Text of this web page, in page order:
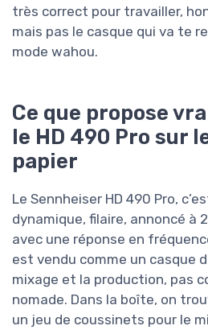
très correct pour travailler,
mais pas le casque qui va te
mode wahou.
Ce que propose
le HD 490 Pro sur
papier
Le Sennheiser HD 490 Pro,
dynamique, filaire, annoncé à
avec une réponse en
est vendu comme un casque
mixage et la production, pas
nomade. Dans la boîte, on
un jeu de coussinets pour le